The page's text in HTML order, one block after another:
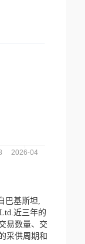
巴基斯坦,
Ltd.近三年的
易数量、交
采供周期和